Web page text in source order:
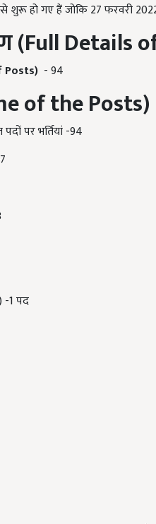
शुरू हो गए हैं जोकि 27 फरवरी
(Full Details
Posts) - 94
of the Posts)
पर भर्तियां -94
-1 पद